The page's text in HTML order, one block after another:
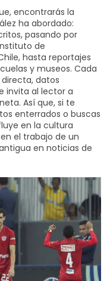
encontrarás la
ha abordado:
pasando por
de
hasta reportajes
y museos. Cada
datos
invita al lector a
Así que, si te
enterrados o buscas
en la cultura
el trabajo de un
en noticias de